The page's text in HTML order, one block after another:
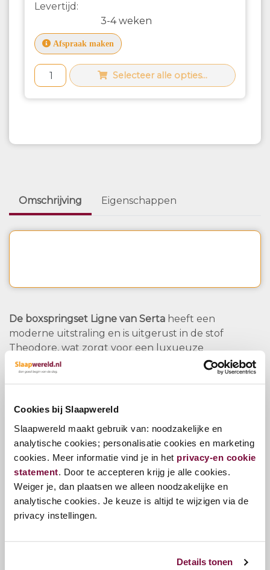
Cookies bij Slaapwereld
Slaapwereld maakt gebruik van: noodzakelijke en
analytische cookies; personalisatie cookies en marketing
cookies. Meer informatie vind je in het privacy-en cookie
statement. Door te accepteren krijg je alle cookies.
Weiger je, dan plaatsen we alleen noodzakelijke en
analytische cookies. Je keuze is altijd te wijzigen via de
privacy instellingen.
Details tonen
Levertijd:
3-4 weken
Afspraak maken
Selecteer alle opties...
Omschrijving Eigenschappen
De boxspringset Ligne van Serta heeft een
moderne uitstraling en is uitgerust in de stof
Theodore, wat zorgt voor een luxueuze
uitstraling. De Ligne is leverbaar in de drie
verschillende kleuren antraciet, groen en blauw.
met pocketvering, een Splendid Superior matras
met HR koudschuim topper en een potenset. De
matrassen worden geleverd in een Dual-Core
uitvoering, oftewel 2 losse kernen in 1 matras
waarbij er de keuze is uit Medium en Firm.
Exclusief getoonde nachtkastjes, deze zijn los bij te
bestellen. Bel voor meer informatie naar de winkel!
Levering en montage
Binnen Nederland is levering en montage gratis.